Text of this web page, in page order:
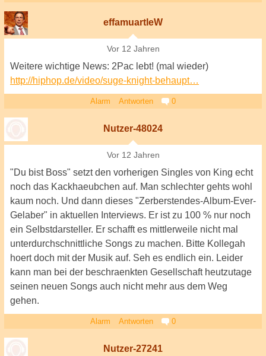
effamuartleW
Vor 12 Jahren
Weitere wichtige News: 2Pac lebt! (mal wieder)
http://hiphop.de/video/suge-knight-behaupt…
Alarm Antworten 0
Nutzer-48024
Vor 12 Jahren
"Du bist Boss" setzt den vorherigen Singles von King echt
noch das Kackhaeubchen auf. Man schlechter gehts wohl
kaum noch. Und dann dieses "Zerberstendes-Album-Ever-
Gelaber" in aktuellen Interviews. Er ist zu 100 % nur noch
ein Selbstdarsteller. Er schafft es mittlerweile nicht mal
unterdurchschnittliche Songs zu machen. Bitte Kollegah
hoert doch mit der Musik auf. Seh es endlich ein. Leider
kann man bei der beschraenkten Gesellschaft heutzutage
seinen neuen Songs auch nicht mehr aus dem Weg
gehen.
Alarm Antworten 0
Nutzer-27241